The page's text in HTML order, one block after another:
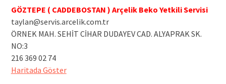
GÖZTEPE ( CADDEBOSTAN ) Arçelik Beko Yetkili Servisi
taylan@servis.arcelik.com.tr
ÖRNEK MAH. SEHİT CİHAR DUDAYEV CAD. ALYAPRAK SK.
NO:3
216 369 02 74
Haritada Göster